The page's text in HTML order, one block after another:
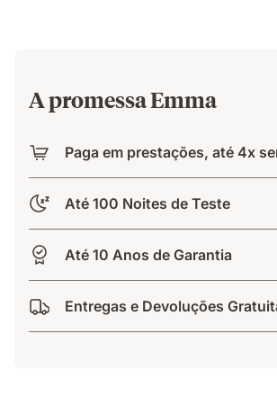
A promessa Emma
Paga em prestações, até 4x
Até 100 Noites de Teste
Até 10 Anos de Garantia
Entregas e Devoluções